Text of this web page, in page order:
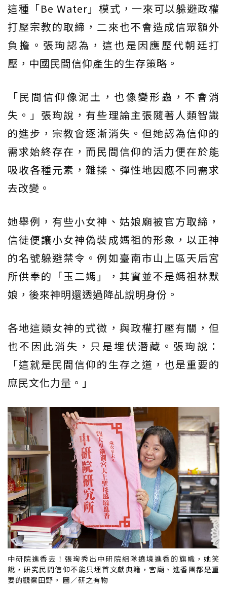
這種「Be Water」模式，一來可以躲避政權
打壓宗教的取締，二來也不會造成信眾額外
負擔。張珣認為，這也是因應歷代朝廷打
壓，中國民間信仰產生的生存策略。
「民間信仰像泥土，也像變形蟲，不會消
失。」張珣說，有些理論主張隨著人類智識
的進步，宗教會逐漸消失。但她認為信仰的
需求始終存在，而民間信仰的活力便在於能
吸收各種元素，雜揉、彈性地因應不同需求
去改變。
她舉例，有些小女神、姑娘廟被官方取締，
信徒便讓小女神偽裝成媽祖的形象，以正神
的名號躲避禁令。例如臺南市山上區天后宮
所供奉的「玉二媽」，其實並不是媽祖林默
娘，後來神明還透過降乩說明身份。
各地這類女神的式微，與政權打壓有關，但
也不因此消失，只是埋伏潛藏。張珣說：
「這就是民間信仰的生存之道，也是重要的
庶民文化力量。」
中研院進香去！張珣秀出中研院組隊遶境進香的旗幟，她笑
說，研究民間信仰不能只埋首文獻典籍，宮廟、進香團都是重
要的觀察田野。 圖／研之有物